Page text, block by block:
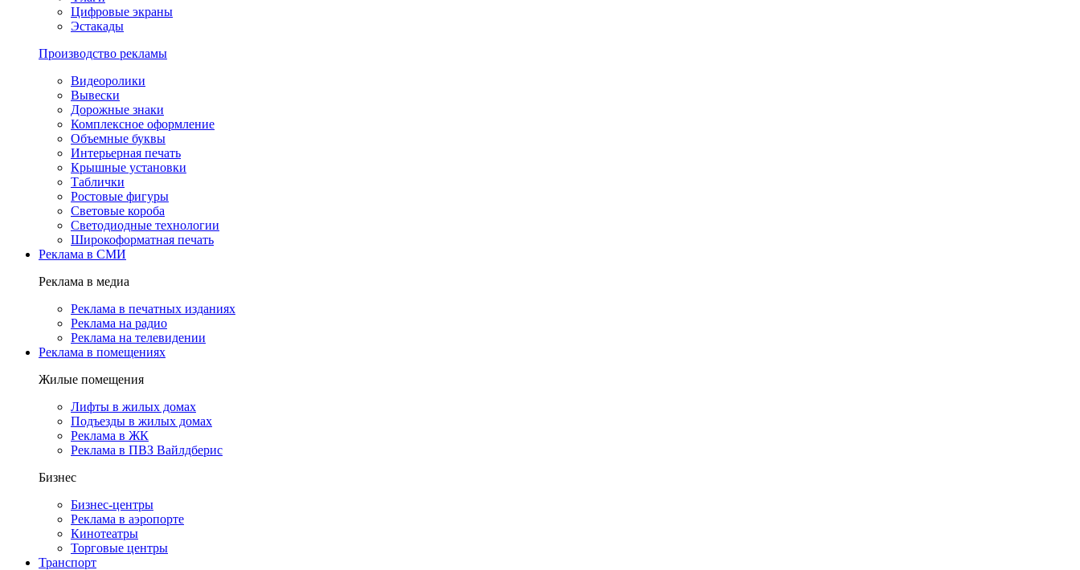
Цифровые экраны
Эстакады
Производство рекламы
Видеоролики
Вывески
Дорожные знаки
Комплексное оформление
Объемные буквы
Интерьерная печать
Крышные установки
Таблички
Ростовые фигуры
Световые короба
Светодиодные технологии
Широкоформатная печать
Реклама в СМИ
Реклама в медиа
Реклама в печатных изданиях
Реклама на радио
Реклама на телевидении
Реклама в помещениях
Жилые помещения
Лифты в жилых домах
Подъезды в жилых домах
Реклама в ЖК
Реклама в ПВЗ Вайлдберис
Бизнес
Бизнес-центры
Реклама в аэропорте
Кинотеатры
Торговые центры
Транспорт